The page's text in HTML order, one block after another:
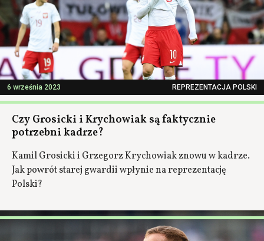
6 września 2023 REPREZENTACJA POLSKI
Czy Grosicki i Krychowiak są faktycznie
potrzebni kadrze?
Kamil Grosicki i Grzegorz Krychowiak znowu w kadrze.
Jak powrót starej gwardii wpłynie na reprezentację
Polski?